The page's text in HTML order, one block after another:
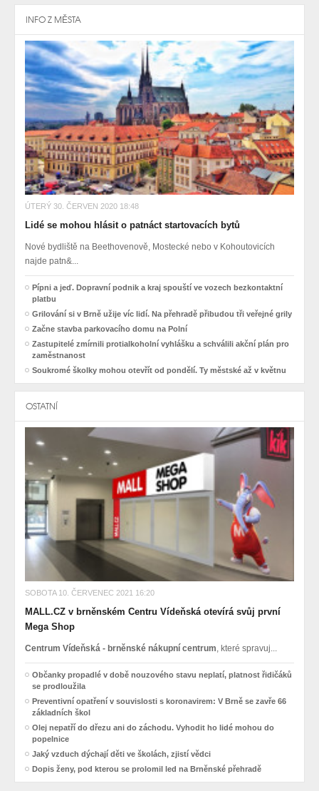
INFO Z MĚSTA
ÚTERÝ 30. ČERVEN 2020 18:48
Lidé se mohou hlásit o patnáct startovacích bytů
Nové bydliště na Beethovenově, Mostecké nebo v Kohoutovicích
najde patn&...
Pípni a jeď. Dopravní podnik a kraj spouští ve vozech bezkontaktní
platbu
Grilování si v Brně užije víc lidí. Na přehradě přibudou tři veřejné grily
Začne stavba parkovacího domu na Polní
Zastupitelé zmírnili protialkoholní vyhlášku a schválili akční plán pro
zaměstnanost
Soukromé školky mohou otevřít od pondělí. Ty městské až v květnu
OSTATNÍ
SOBOTA 10. ČERVENEC 2021 16:20
MALL.CZ v brněnském Centru Vídeňská otevírá svůj první
Mega Shop
Centrum Vídeňská - brněnské nákupní centrum, které spravuj...
Občanky propadlé v době nouzového stavu neplatí, platnost řidičáků
se prodloužila
Preventivní opatření v souvislosti s koronavirem: V Brně se zavře 66
základních škol
Olej nepatří do dřezu ani do záchodu. Vyhodit ho lidé mohou do
popelnice
Jaký vzduch dýchají děti ve školách, zjistí vědci
Dopis ženy, pod kterou se prolomil led na Brněnské přehradě